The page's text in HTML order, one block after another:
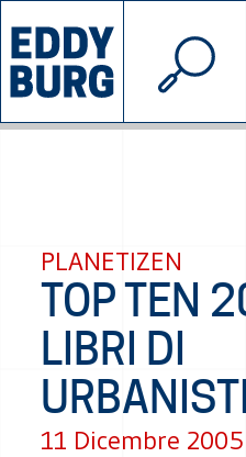
INIZIATIVE
© 2026
PLANETIZEN
TOP TEN
LIBRI DI
11 Dicembre 2005